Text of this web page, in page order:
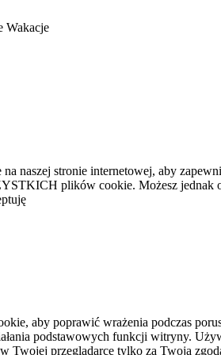
Wakacje
naszej stronie internetowej, aby
plików cookie. Możesz
aby poprawić wrażenia podczas
podstawowych funkcji witryny.
Twojej przeglądarce tylko za Twoją